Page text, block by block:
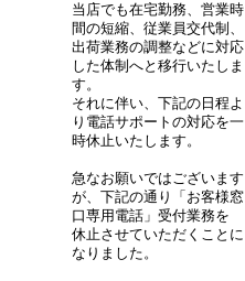
当店でも在宅勤務、営業時
間の短縮、従業員交代制、
出荷業務の調整などに対応
した体制へと移行いたしま
す。
それに伴い、下記の日程よ
り電話サポートの対応を一
時休止いたします。
急なお願いではございます
が、下記の通り「お客様窓
口専用電話」受付業務を
休止させていただくことに
なりました。